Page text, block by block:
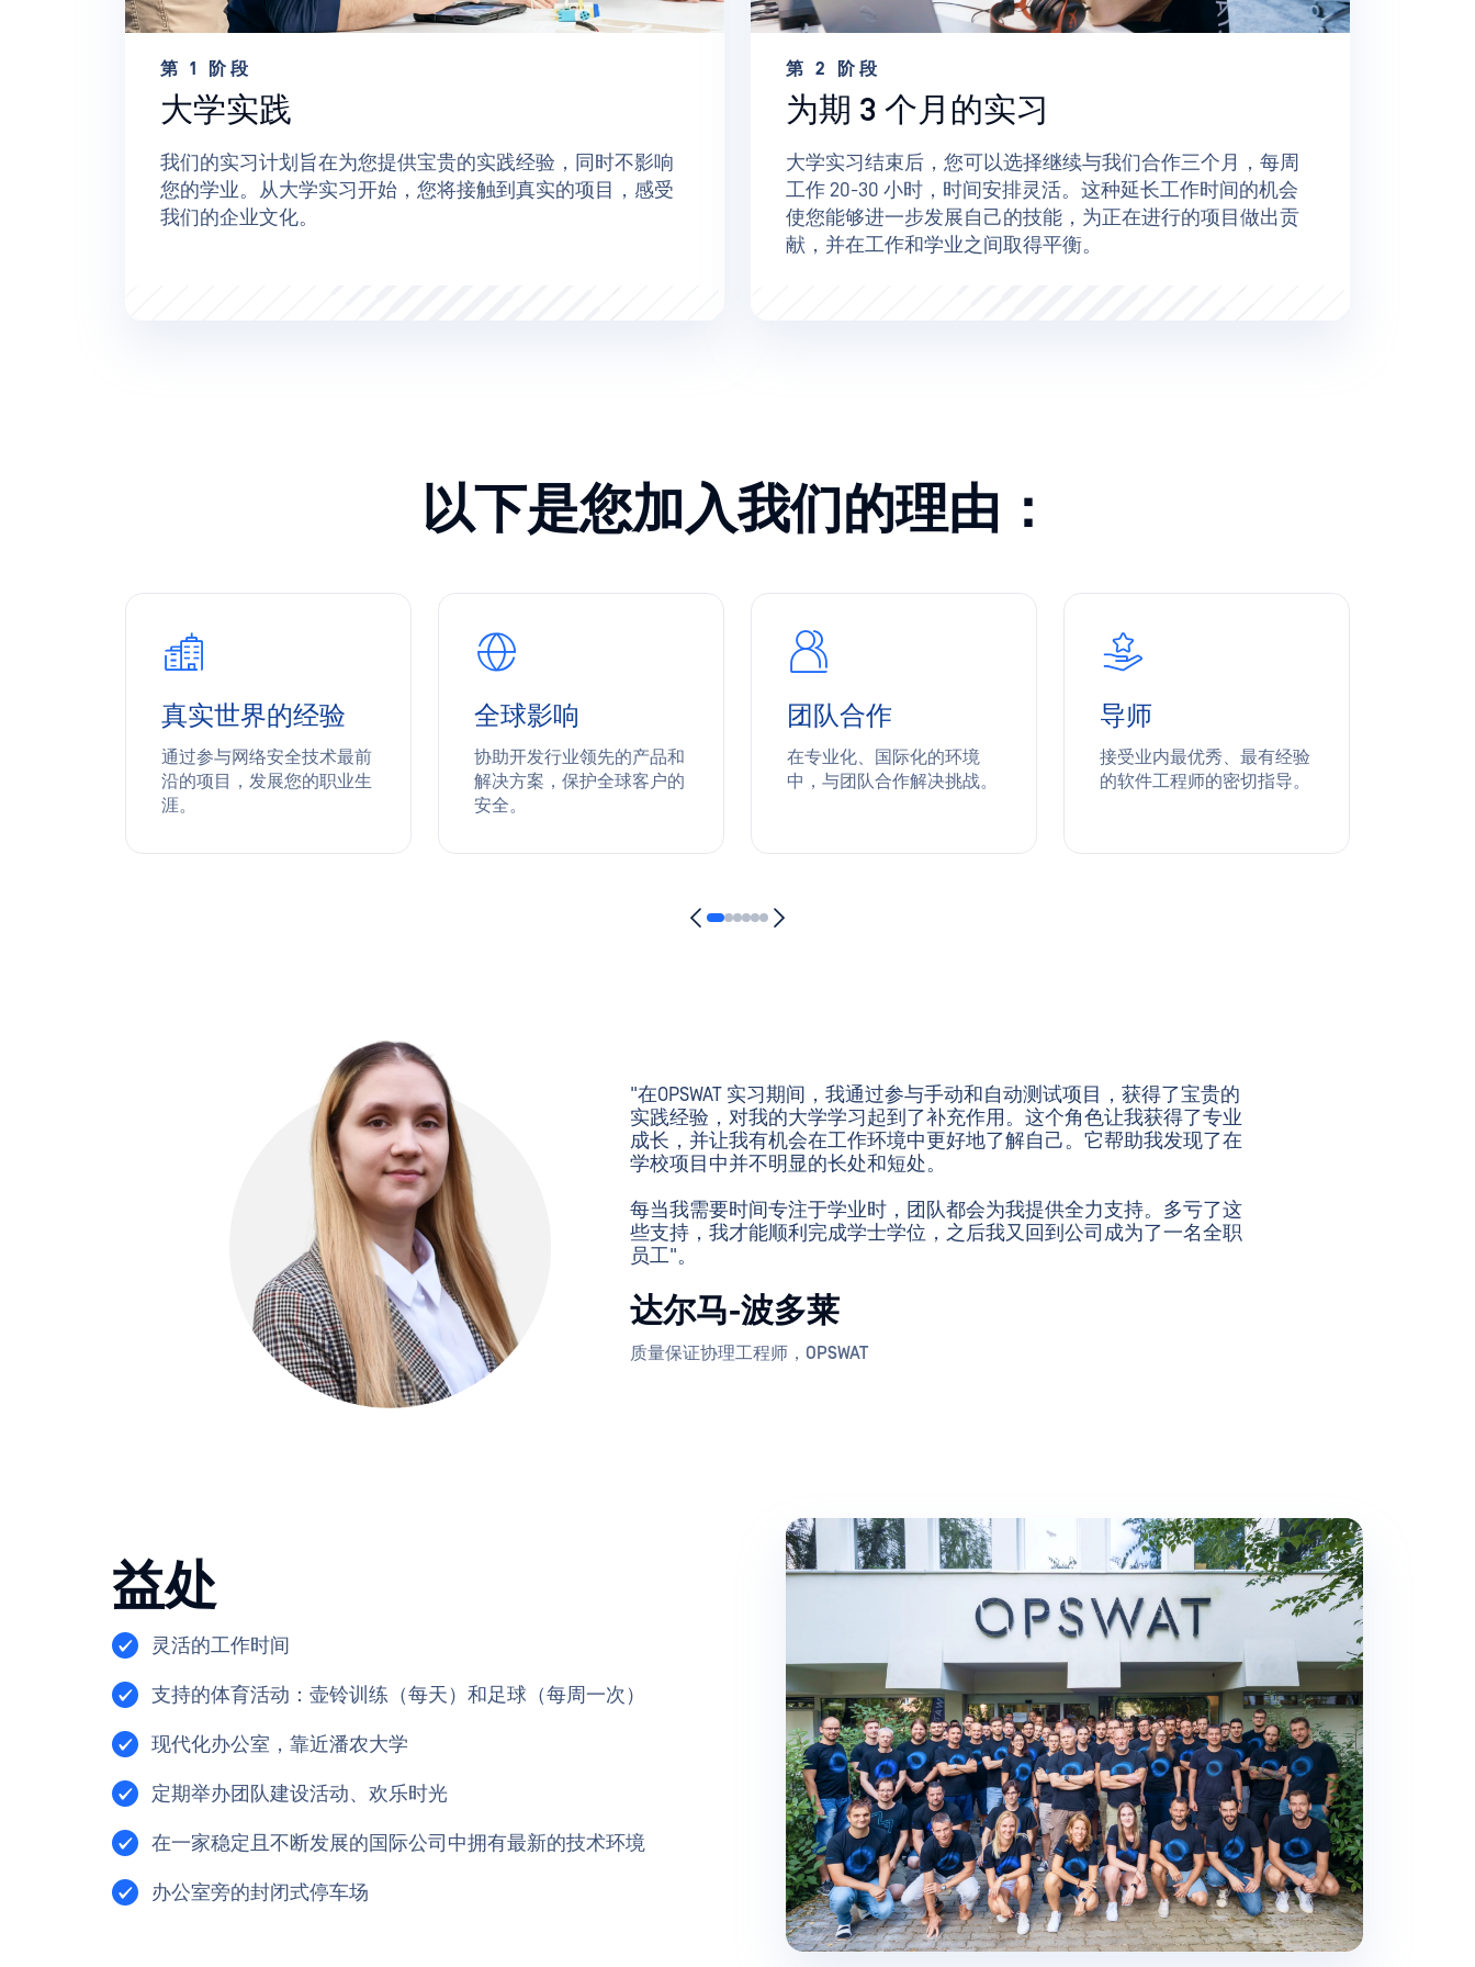
第 1 阶段
大学实践
我们的实习计划旨在为您提供宝贵的实践经验，同时不影响
您的学业。从大学实习开始，您将接触到真实的项目，感受
我们的企业文化。
第 2 阶段
为期 3 个月的实习
大学实习结束后，您可以选择继续与我们合作三个月，每周
工作 20-30 小时，时间安排灵活。这种延长工作时间的机会
使您能够进一步发展自己的技能，为正在进行的项目做出贡
献，并在工作和学业之间取得平衡。
以下是您加入我们的理由：
真实世界的经验
通过参与网络安全技术最前
沿的项目，发展您的职业生
涯。
全球影响
协助开发行业领先的产品和
解决方案，保护全球客户的
安全。
团队合作
在专业化、国际化的环境
中，与团队合作解决挑战。
导师
接受业内最优秀、最有经验
的软件工程师的密切指导。
"在OPSWAT 实习期间，我通过参与手动和自动测试项目，获得了宝贵的
实践经验，对我的大学学习起到了补充作用。这个角色让我获得了专业
成长，并让我有机会在工作环境中更好地了解自己。它帮助我发现了在
学校项目中并不明显的长处和短处。
每当我需要时间专注于学业时，团队都会为我提供全力支持。多亏了这
些支持，我才能顺利完成学士学位，之后我又回到公司成为了一名全职
员工"。
达尔马-波多莱
质量保证协理工程师，OPSWAT
益处
灵活的工作时间
支持的体育活动：壶铃训练（每天）和足球（每周一次）
现代化办公室，靠近潘农大学
定期举办团队建设活动、欢乐时光
在一家稳定且不断发展的国际公司中拥有最新的技术环境
办公室旁的封闭式停车场